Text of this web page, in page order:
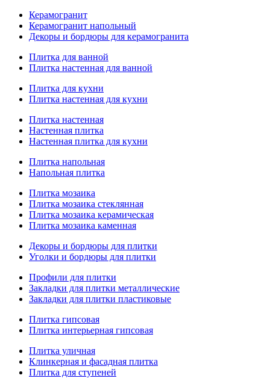
Керамогранит
Керамогранит напольный
Декоры и бордюры для керамогранита
Плитка для ванной
Плитка настенная для ванной
Плитка для кухни
Плитка настенная для кухни
Плитка настенная
Настенная плитка
Настенная плитка для кухни
Плитка напольная
Напольная плитка
Плитка мозаика
Плитка мозаика стеклянная
Плитка мозаика керамическая
Плитка мозаика каменная
Декоры и бордюры для плитки
Уголки и бордюры для плитки
Профили для плитки
Закладки для плитки металлические
Закладки для плитки пластиковые
Плитка гипсовая
Плитка интерьерная гипсовая
Плитка уличная
Клинкерная и фасадная плитка
Плитка для ступеней